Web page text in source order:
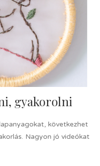
gyakorolni
következhet
Nagyon jó videókat